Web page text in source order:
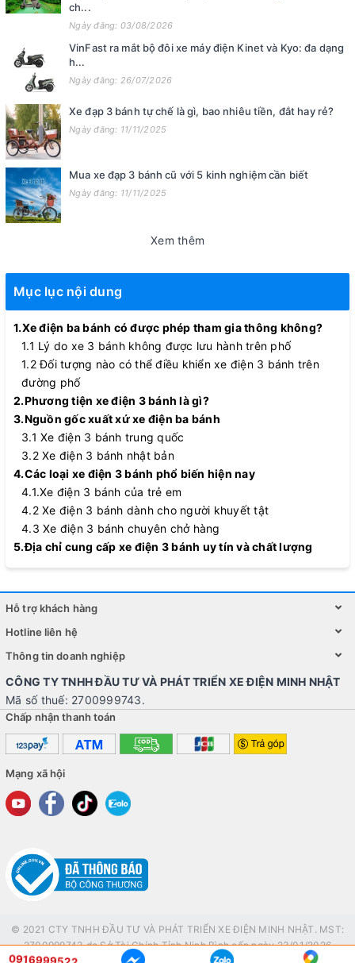
ch...
Ngày đăng: 03/08/2026
VinFast ra mắt bộ đôi xe máy điện Kinet và Kyo: đa dạng
h...
Ngày đăng: 26/07/2026
Xe đạp 3 bánh tự chế là gì, bao nhiêu tiền, đắt hay rẻ?
Ngày đăng: 11/11/2025
Mua xe đạp 3 bánh cũ với 5 kinh nghiệm cần biết
Ngày đăng: 11/11/2025
Xem thêm
Mục lục nội dung
1.Xe điện ba bánh có được phép tham gia thông không?
1.1 Lý do xe 3 bánh không được lưu hành trên phố
1.2 Đối tượng nào có thể điều khiển xe điện 3 bánh trên
đường phố
2.Phương tiện xe điện 3 bánh là gì?
3.Nguồn gốc xuất xứ xe điện ba bánh
3.1 Xe điện 3 bánh trung quốc
3.2 Xe điện 3 bánh nhật bản
4.Các loại xe điện 3 bánh phổ biến hiện nay
4.1.Xe điện 3 bánh của trẻ em
4.2 Xe điện 3 bánh dành cho người khuyết tật
4.3 Xe điện 3 bánh chuyên chở hàng
5.Địa chỉ cung cấp xe điện 3 bánh uy tín và chất lượng
Hỗ trợ khách hàng
Hotline liên hệ
Thông tin doanh nghiệp
CÔNG TY TNHH ĐẦU TƯ VÀ PHÁT TRIỂN XE ĐIỆN MINH NHẬT
Mã số thuế: 2700999743.
Chấp nhận thanh toán
Mạng xã hội
© 2021 CTY TNHH ĐẦU TƯ VÀ PHÁT TRIỂN XE ĐIỆN MINH NHẬT. MST:
2700999743 do Sở Tài Chính Tỉnh Ninh Bình cấp ngày 23/01/2026